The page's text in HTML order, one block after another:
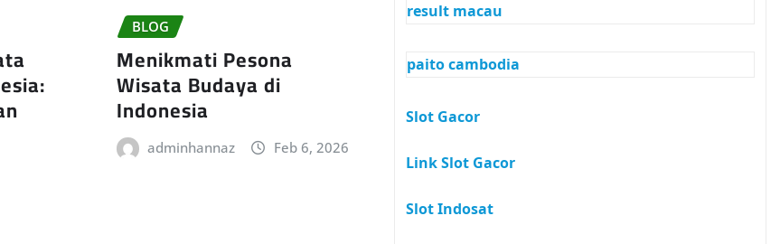
BLOG
Menikmati Pesona
Wisata Budaya di
Indonesia
adminhannaz Feb 6, 2026
result macau
paito cambodia
Slot Gacor
Link Slot Gacor
Slot Indosat